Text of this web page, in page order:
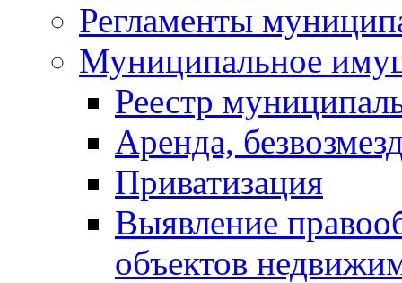
Регламенты
Муниципальное
Реестр
Аренда,
Приватизация
Выявление
объектов